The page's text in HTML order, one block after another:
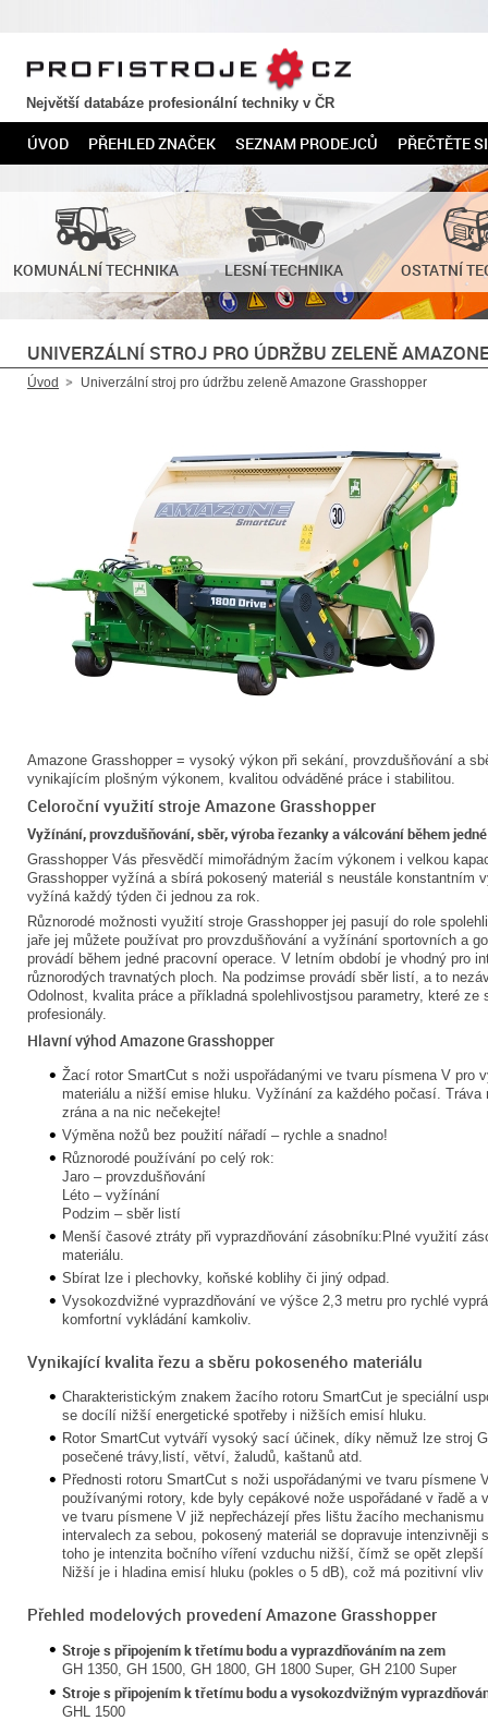
PROFISTROJE.CZ
Největší databáze profesionální techniky v ČR
ÚVOD PŘEHLED ZNAČEK SEZNAM PRODEJCŮ PŘEČTĚTE SI
KOMUNÁLNÍ TECHNIKA LESNÍ TECHNIKA OSTATNÍ
UNIVERZÁLNÍ STROJ PRO ÚDRŽBU ZELENĚ
Úvod Univerzální stroj pro údržbu zeleně Amazone Grasshopper
Amazone Grasshopper = vysoký výkon při sekání, provzdušňování a
vynikajícím plošným výkonem, kvalitou odváděné práce i stabilitou.
Celoroční využití stroje Amazone Grasshopper
Vyžínání, provzdušňování, sběr, výroba řezanky a válcování během
Grasshopper Vás přesvědčí mimořádným žacím výkonem i velkou
Grasshopper vyžíná a sbírá pokosený materiál s neustále konstantním
vyžíná každý týden či jednou za rok.
Různorodé možnosti využití stroje Grasshopper jej pasují do role
jaře jej můžete používat pro provzdušňování a vyžínání sportovních a
provádí během jedné pracovní operace. V letním období je vhodný pro
různorodých travnatých ploch. Na podzimse provádí sběr listí, a to
Odolnost, kvalita práce a příkladná spolehlivostjsou parametry, které ze
profesionály.
Hlavní výhod Amazone Grasshopper
Žací rotor SmartCut s noži uspořádanými ve tvaru písmena V pro
materiálu a nižší emise hluku. Vyžínání za každého počasí.
zrána a na nic nečekejte!
Výměna nožů bez použití nářadí – rychle a snadno!
Různorodé používání po celý rok:
Jaro – provzdušňování
Léto – vyžínání
Podzim – sběr listí
Menší časové ztráty při vyprazdňování zásobníku:Plné využití
materiálu.
Sbírat lze i plechovky, koňské koblihy či jiný odpad.
Vysokozdvižné vyprazdňování ve výšce 2,3 metru pro rychlé
komfortní vykládání kamkoliv.
Vynikající kvalita řezu a sběru pokoseného materiálu
Charakteristickým znakem žacího rotoru SmartCut je speciální
se docílí nižší energetické spotřeby i nižších emisí hluku.
Rotor SmartCut vytváří vysoký sací účinek, díky němuž lze stroj
posečené trávy,listí, větví, žaludů, kaštanů atd.
Přednosti rotoru SmartCut s noži uspořádanými ve tvaru písmene
používanými rotory, kde byly cepákové nože uspořádané v řadě a
ve tvaru písmene V již nepřecházejí přes lištu žacího
intervalech za sebou, pokosený materiál se dopravuje intenzivněji
toho je intenzita bočního víření vzduchu nižší, čímž se opět zlepší
Nižší je i hladina emisí hluku (pokles o 5 dB), což má pozitivní
Přehled modelových provedení Amazone Grasshopper
Stroje s připojením k třetímu bodu a vyprazdňováním na zem
GH 1350, GH 1500, GH 1800, GH 1800 Super, GH 2100 Super
Stroje s připojením k třetímu bodu a vysokozdvižným
GHL 1500